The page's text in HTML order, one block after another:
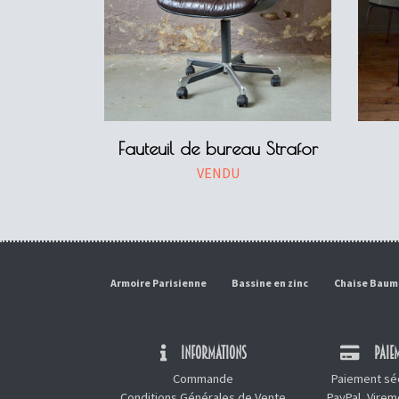
Fauteuil de bureau Strafor
VENDU
Armoire Parisienne Bassine en zinc Chaise
INFORMATIONS
Commande
Paiement